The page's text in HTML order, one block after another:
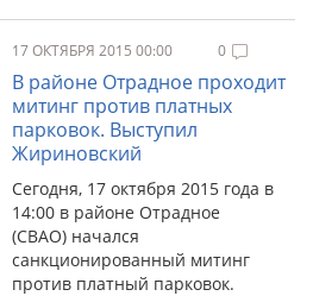
17 ОКТЯБРЯ 2015 00:00 0
В районе Отрадное проходит
митинг против платных
парковок. Выступил
Жириновский
Сегодня, 17 октября 2015 года в
14:00 в районе Отрадное
(СВАО) начался
санкционированный митинг
против платный парковок.